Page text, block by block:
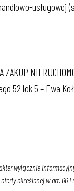
usługowej
ZAKUP
52 lok 5 – Ewa
wyłącznie
określonej w art. 66 i